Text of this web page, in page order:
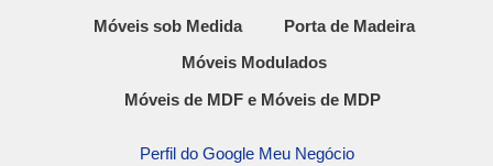
Móveis sob Medida
Porta de Madeira
Móveis Modulados
Móveis de MDF e Móveis de MDP
Perfil do Google Meu Negócio